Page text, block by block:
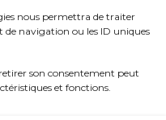
nous permettra de traiter
de navigation ou les ID uniques
son consentement peut
et fonctions.